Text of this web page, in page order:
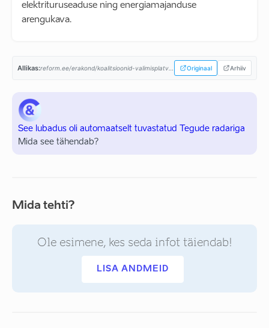
elektrituruseaduse ning energiamajanduse
arengukava.
Allikas: Originaal Arhiiv
See lubadus oli automaatselt tuvastatud Tegude radariga
Mida see tähendab?
Mida tehti?
Ole esimene, kes seda infot täiendab!
LISA ANDMEID